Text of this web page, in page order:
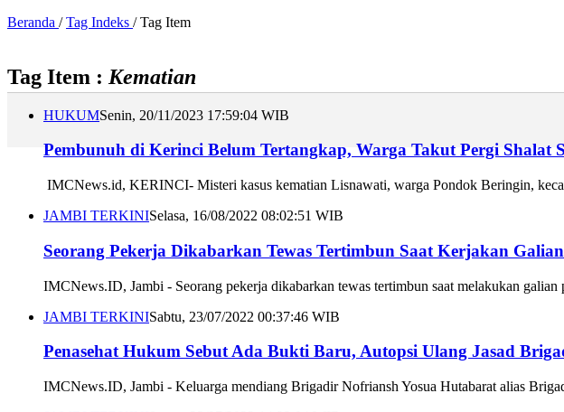
Beranda /Tag Indeks / Tag Item
Tag Item : Kematian
HUKUMSenin, 20/11/2023 17:59:04 WIB
Pembunuh di Kerinci Belum Tertangkap, Warga Takut Pergi Shalat
IMCNews.id, KERINCI- Misteri kasus kematian Lisnawati, warga Pondok Beringin,
JAMBI TERKINISelasa, 16/08/2022 08:02:51 WIB
Seorang Pekerja Dikabarkan Tewas Tertimbun Saat Kerjakan
IMCNews.ID, Jambi - Seorang pekerja dikabarkan tewas tertimbun saat melakukan
JAMBI TERKINISabtu, 23/07/2022 00:37:46 WIB
Penasehat Hukum Sebut Ada Bukti Baru, Autopsi Ulang Jasad
IMCNews.ID, Jambi - Keluarga mendiang Brigadir Nofriansh Yosua Hutabarat alias